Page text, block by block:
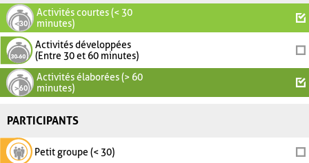
Activités courtes (< 30
minutes)
Activités développées
(Entre 30 et 60 minutes)
Activités élaborées (> 60
minutes)
PARTICIPANTS
Petit groupe (< 30)